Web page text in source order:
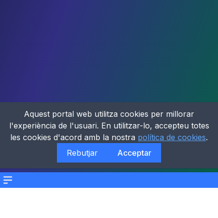
Menu
Aquest portal web utilitza cookies per millorar
l'experiència de l'usuari. En utilitzar-lo, accepteu totes
les cookies d'acord amb la nostra política de cookies.
Rebutjar
Acceptar